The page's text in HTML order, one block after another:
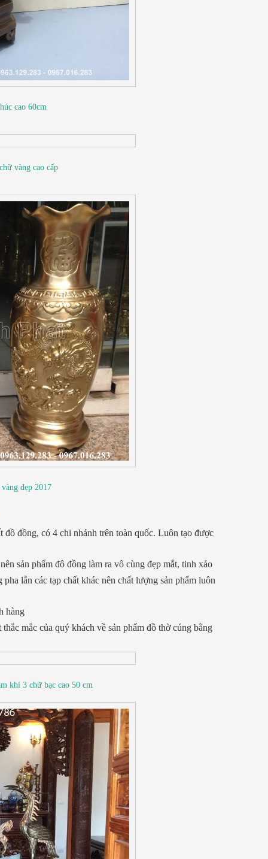
cao 60cm
vàng cao cấp
đẹp 2017
đồ đồng, có 4 chi nhánh trên toàn quốc. Luôn tạo được
sản phẩm đô đồng làm ra vô cùng đẹp mắt, tinh xảo
lẫn các tạp chất khác nên chất lượng sản phẩm luôn
hàng
mắc của quý khách về sản phẩm đồ thờ cúng bằng
khí 3 chữ bạc cao 50 cm